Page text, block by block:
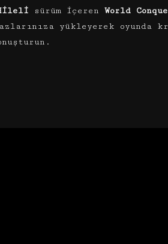
Hileli sürüm içeren World
yükleyerek oyunda